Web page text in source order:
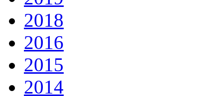
2018
2016
2015
2014